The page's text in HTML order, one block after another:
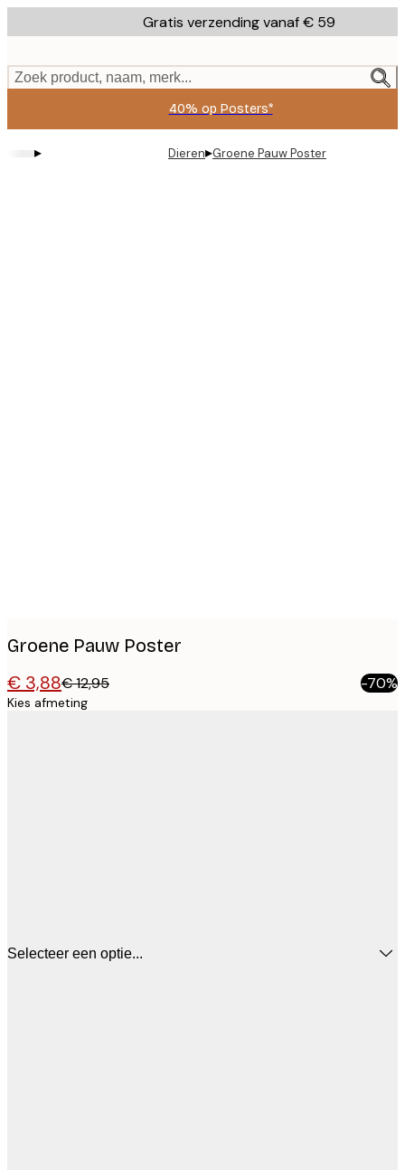
to
content.
Gratis verzending vanaf € 59
Zoek product, naam, merk...
40% op Posters*
▸ Dieren▸Groene Pauw Poster
Groene Pauw Poster
€ 3,88€ 12,95 -70%
Kies afmeting
Selecteer een optie...